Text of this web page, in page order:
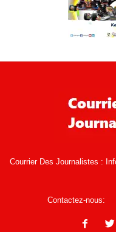
Courrier Des Journalistes :
Contactez-nous: